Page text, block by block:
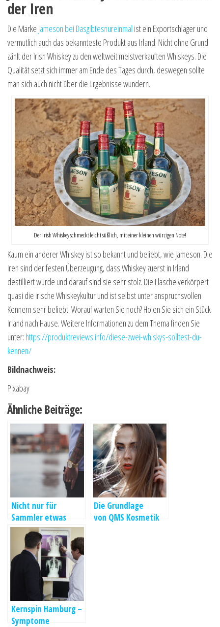
der Iren
Die Marke Jameson bei Dasgibtesnureinmal ist ein Exportschlager und
vermutlich auch das bekannteste Produkt aus Irland. Nicht ohne Grund
zählt der Irish Whiskey zu den weltweit meistverkauften Whiskeys. Die
Qualität setzt sich immer am Ende des Tages durch, deswegen sollte
man sich auch nicht über die Ergebnisse wundern.
Der Irish Whiskey schmeckt leicht süßlich, mit einer kleinen würzigen Note!
Kaum ein anderer Whiskey ist so bekannt und beliebt, wie Jameson. Die
Iren sind der festen Überzeugung, dass Whiskey zuerst in Irland
destilliert wurde und darauf sind sie sehr stolz. Die Flasche verkörpert
quasi die irische Whiskeykultur und ist selbst unter anspruchsvollen
Kennern sehr beliebt. Worauf warten Sie noch? Holen Sie sich ein Stück
Irland nach Hause. Weitere Informationen zu dem Thema finden Sie
unter: https://produktreviews.info/diese-zwei-whiskys-solltest-du-
kennen/
Bildnachweis:
Pixabay
Ähnliche Beiträge:
Nicht nur für
Sammler etwas
besonderes Uhren
Restposten
Die Grundlage
von QMS Kosmetik
Kernspin Hamburg –
Symptome